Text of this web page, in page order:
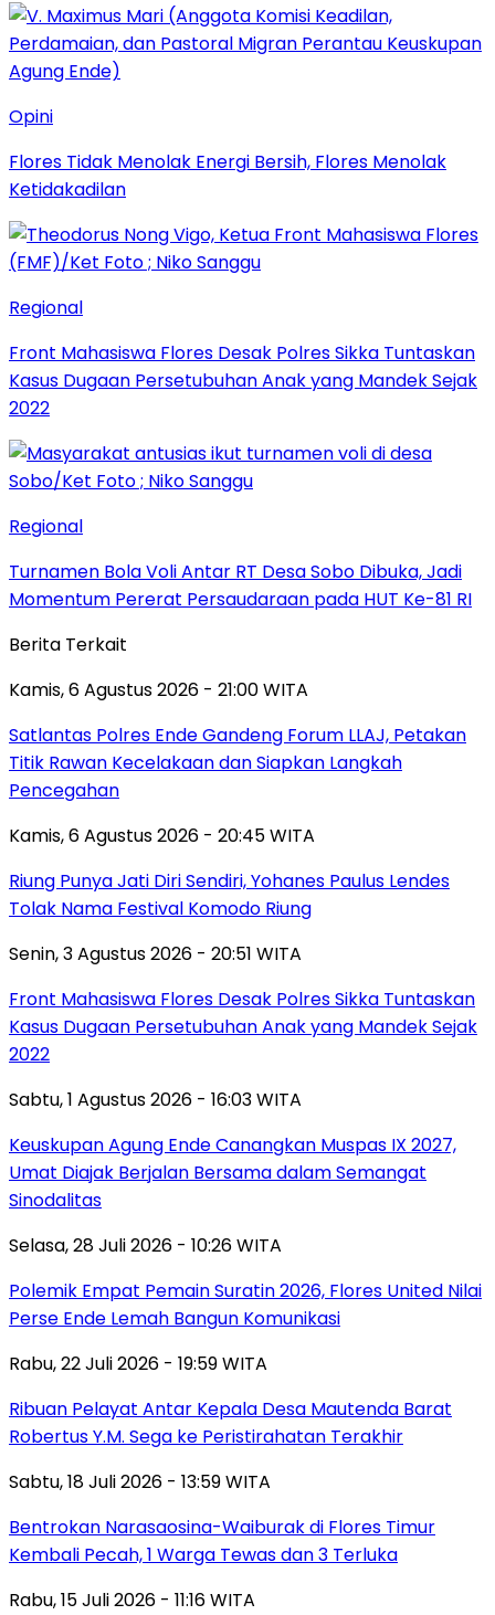
Opini
Flores Tidak Menolak Energi Bersih, Flores Menolak
Ketidakadilan
Regional
Front Mahasiswa Flores Desak Polres Sikka Tuntaskan
Kasus Dugaan Persetubuhan Anak yang Mandek Sejak
2022
Regional
Turnamen Bola Voli Antar RT Desa Sobo Dibuka, Jadi
Momentum Pererat Persaudaraan pada HUT Ke-81 RI
Berita Terkait
Kamis, 6 Agustus 2026 - 21:00 WITA
Satlantas Polres Ende Gandeng Forum LLAJ, Petakan
Titik Rawan Kecelakaan dan Siapkan Langkah
Pencegahan
Kamis, 6 Agustus 2026 - 20:45 WITA
Riung Punya Jati Diri Sendiri, Yohanes Paulus Lendes
Tolak Nama Festival Komodo Riung
Senin, 3 Agustus 2026 - 20:51 WITA
Front Mahasiswa Flores Desak Polres Sikka Tuntaskan
Kasus Dugaan Persetubuhan Anak yang Mandek Sejak
2022
Sabtu, 1 Agustus 2026 - 16:03 WITA
Keuskupan Agung Ende Canangkan Muspas IX 2027,
Umat Diajak Berjalan Bersama dalam Semangat
Sinodalitas
Selasa, 28 Juli 2026 - 10:26 WITA
Polemik Empat Pemain Suratin 2026, Flores United Nilai
Perse Ende Lemah Bangun Komunikasi
Rabu, 22 Juli 2026 - 19:59 WITA
Ribuan Pelayat Antar Kepala Desa Mautenda Barat
Robertus Y.M. Sega ke Peristirahatan Terakhir
Sabtu, 18 Juli 2026 - 13:59 WITA
Bentrokan Narasaosina-Waiburak di Flores Timur
Kembali Pecah, 1 Warga Tewas dan 3 Terluka
Rabu, 15 Juli 2026 - 11:16 WITA